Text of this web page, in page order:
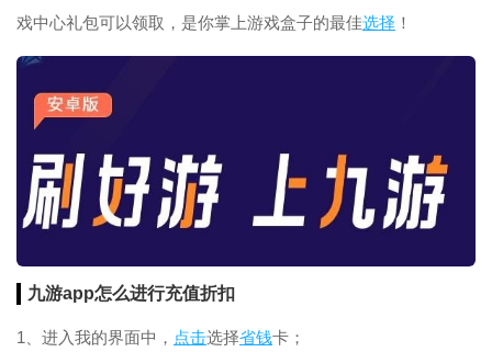
戏中心礼包可以领取，是你掌上游戏盒子的最佳选择 ！
九游app怎么进行充值折扣
1、进入我的界面中， 点击选择省钱卡；